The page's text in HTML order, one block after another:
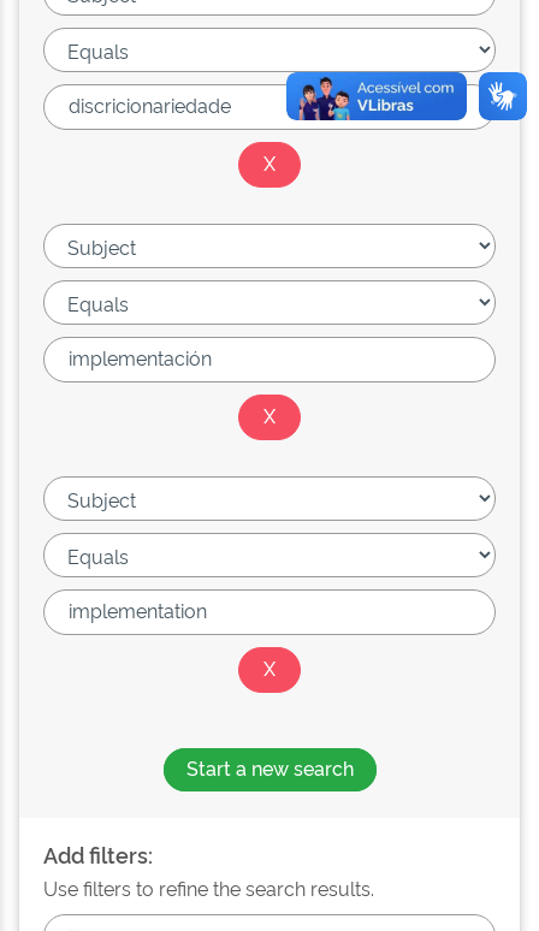
Start a new search
Add filters:
Use filters to refine the search results.